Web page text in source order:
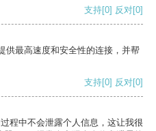
支持[0] 反对[0]
供最高速度和安全性的连接，并帮
支持[0] 反对[0]
程中不会泄露个人信息，这让我很